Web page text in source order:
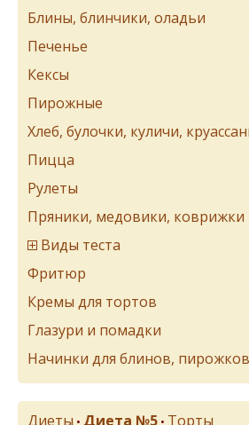
Блины, блинчики, оладьи
Печенье
Кексы
Пирожные
Хлеб, булочки, куличи,
Пицца
Рулеты
Пряники, медовики, коврижки
Виды теста
Фритюр
Кремы для тортов
Глазури и помадки
Начинки для блинов,
Диеты • Диета №5 • Торты